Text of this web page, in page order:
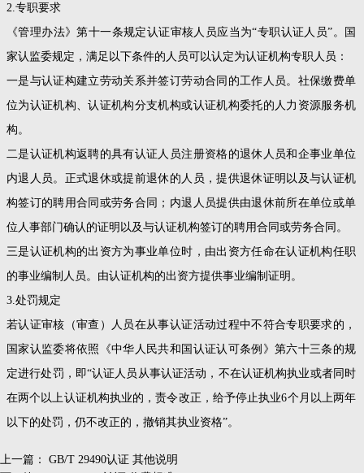
2.专职要求
《管理办法》第十一条规定认证审核人员应当为“专职认证人员”。国
家认监委规定，满足以下条件的人员可以认定为认证机构专职人员：
一是与认证构建立劳动关系并签订劳动合同的工作人员。社保缴费单
位为认证机构、认证机构分支机构或认证机构委托的人力资源服务机
构。
二是认证机构返聘的具有认证人员注册资格的退休人员和企事业单位
内退人员。正式退休或提前退休的人员，提供退休证明以及与认证机
构签订的聘用合同或劳务合同；内退人员提供由退休前所在单位或单
位人事部门确认的证明以及与认证机构签订的聘用合同或劳务合同。
三是认证机构的出资方为事业单位时，由出资方任命在认证机构任职
的事业编制人员。由认证机构的出资方提供事业编制证明。
3.处罚规定
若认证审核（审查）人员在从事认证活动过程中不符合专职要求的，
国家认监委将依照《中华人民共和国认证认可条例》第六十三条的规
定进行处罚，即“认证人员从事认证活动，不在认证机构执业或者同时
在两个以上认证机构执业的，责令改正，给予停止执业6个月以上两年
以下的处罚，仍不改正的，撤销其执业资格”。
上一篇：
GB/T 29490认证 其他说明